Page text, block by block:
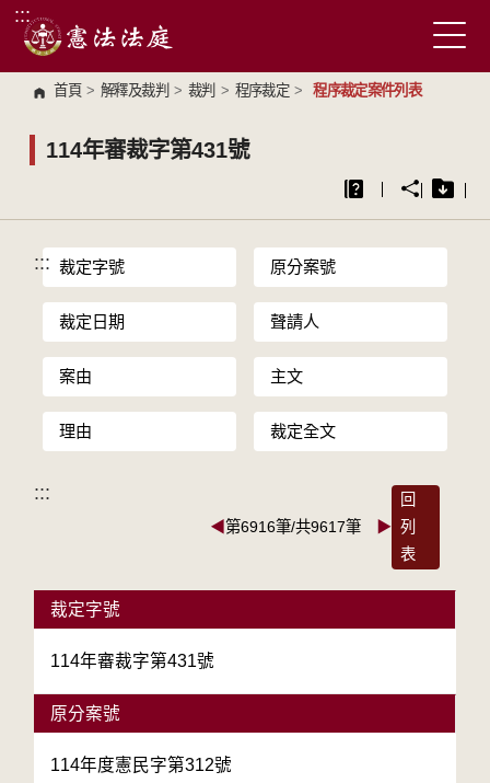
跳到主要內容區塊
:::
首頁 > 解釋及裁判 > 裁判 > 程序裁定 > 程序裁定案件列表
114年審裁字第431號
::: 裁定字號 原分案號
裁定日期 聲請人
案由 主文
理由 裁定全文
:::
◀第6916筆/共9617筆 ▶
回
列
表
裁定字號
114年審裁字第431號
原分案號
114年度憲民字第312號